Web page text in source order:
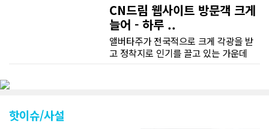
CN드림 웹사이트 방문객 크게
늘어 - 하루 ..
앨버타주가 전국적으로 크게 각광을 받
고 정착지로 인기를 끌고 있는 가운데
핫이슈/사설